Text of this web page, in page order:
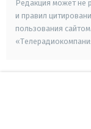
Редакция может не
и правил
пользования